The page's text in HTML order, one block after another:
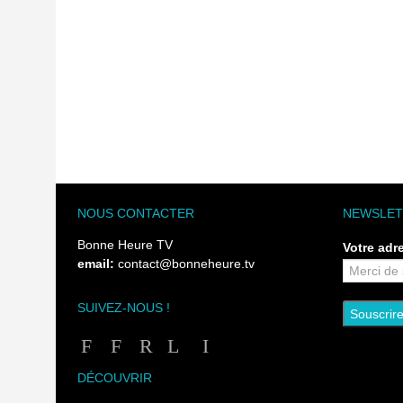
NOUS CONTACTER
Bonne Heure TV
email: contact@bonneheure.tv
SUIVEZ-NOUS !
DÉCOUVRIR
Votre